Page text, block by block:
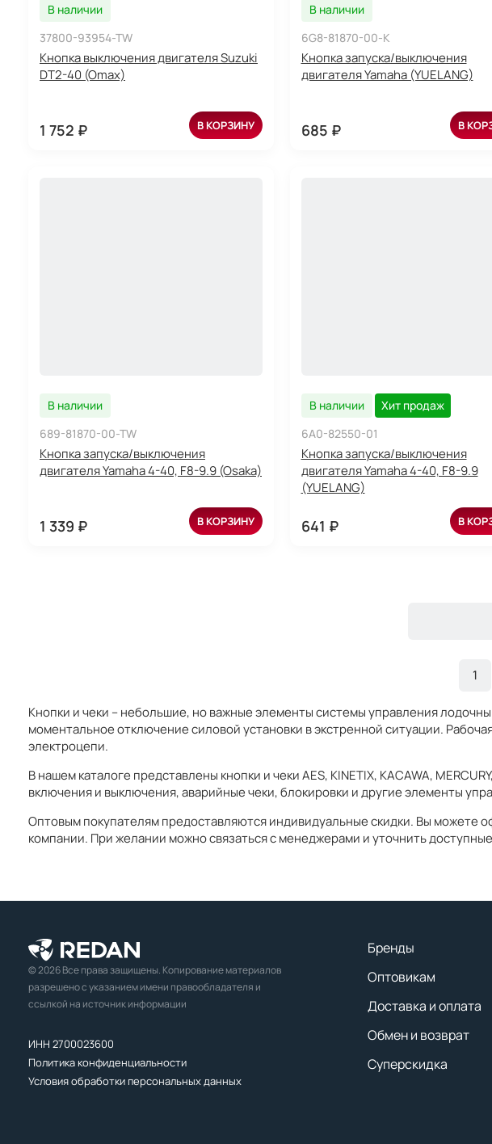
В наличии
37800-93954-TW
Кнопка выключения двигателя Suzuki
DT2-40 (Omax)
1 752 ₽ В КОРЗИНУ
В наличии
6G8-81870-00-K
Кнопка запуска/выключения
двигателя Yamaha (YUELANG)
685 ₽ В
В наличии
689-81870-00-TW
Кнопка запуска/выключения
двигателя Yamaha 4-40, F8-9.9 (Osaka)
1 339 ₽ В КОРЗИНУ
В наличии
Хит продаж
6A0-82550-01
Кнопка запуска/выключения
двигателя Yamaha 4-40, F8-9.9
(YUELANG)
641 ₽ В
1
Кнопки и чеки – небольшие, но важные элементы системы управления
моментальное отключение силовой установки в экстренной ситуации.
электроцепи.
В нашем каталоге представлены кнопки и чеки AES, KINETIX, KACAWA,
включения и выключения, аварийные чеки, блокировки и другие элементы
Оптовым покупателям предоставляются индивидуальные скидки. Вы можете
компании. При желании можно связаться с менеджерами и уточнить
© 2026 Все права защищены. Копирование материалов
разрешено с указанием имени правообладателя и
ссылкой на источник информации
ИНН 2700023600
Политика конфиденциальности
Условия обработки персональных данных
Оптовикам
Доставка и оплата
Обмен и возврат
Суперскидка
Бренды